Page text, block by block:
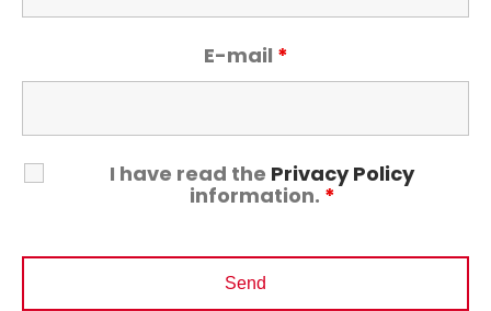
E-mail *
I have read the Privacy Policy
information. *